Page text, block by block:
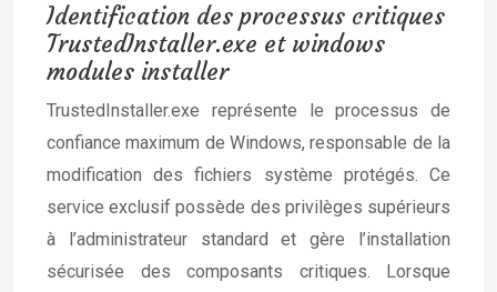
Identification des processus critiques
TrustedInstaller.exe et windows
modules installer
TrustedInstaller.exe représente le processus de
confiance maximum de Windows, responsable de la
modification des fichiers système protégés. Ce
service exclusif possède des privilèges supérieurs
à l’administrateur standard et gère l’installation
sécurisée des composants critiques. Lorsque